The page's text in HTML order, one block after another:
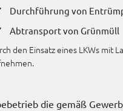
Durchführung von
Abtransport von Grünmüll
den Einsatz eines LKWs mit
die gemäß